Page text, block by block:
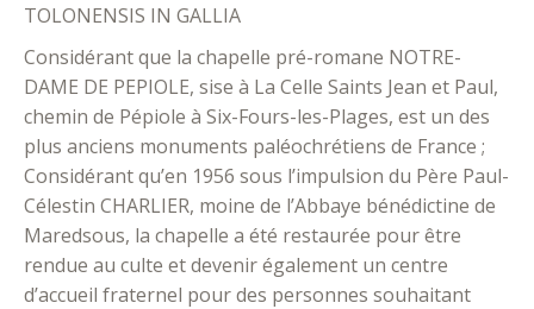
TOLONENSIS IN GALLIA
Considérant que la chapelle pré-romane NOTRE-
DAME DE PEPIOLE, sise à La Celle Saints Jean et Paul,
chemin de Pépiole à Six-Fours-les-Plages, est un des
plus anciens monuments paléochrétiens de France ;
Considérant qu’en 1956 sous l’impulsion du Père Paul-
Célestin CHARLIER, moine de l’Abbaye bénédictine de
Maredsous, la chapelle a été restaurée pour être
rendue au culte et devenir également un centre
d’accueil fraternel pour des personnes souhaitant